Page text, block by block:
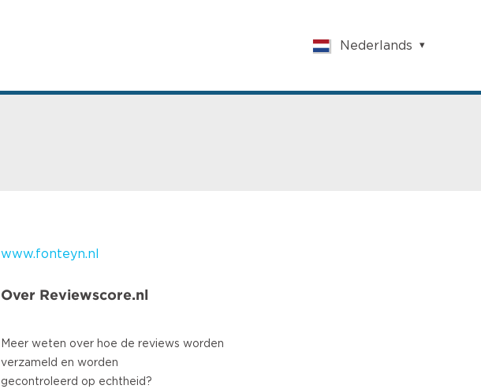
Nederlands
Nederlands
www.fonteyn.nl
Over Reviewscore.nl
Meer weten over hoe de reviews worden
verzameld en worden
gecontroleerd op echtheid?